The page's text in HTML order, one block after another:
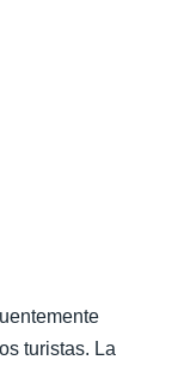
turistas. La